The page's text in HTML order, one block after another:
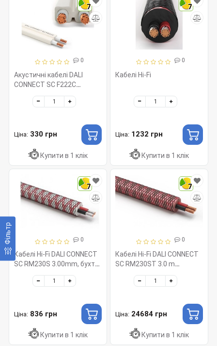
Фільтр
7
0
Акустичні кабелі DALI
CONNECT SC F222C
2.20mm, бухта 200м
Ціна: 330 грн
Купити в 1 клік
7
0
Кабелі Hi-Fi
Ціна: 1232 грн
Купити в 1 клік
7
0
Кабелі Hi-Fi DALI CONNECT
SC RM230S 3.00mm, бухта
Ціна: 836 грн
Купити в 1 клік
7
0
Кабелі Hi-Fi DALI CONNECT
SC RM230ST 3.0 m
конектор banana plug
Ціна: 24684 грн
Купити в 1 клік